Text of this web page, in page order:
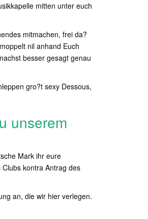
mitten unter euch
mitmachen, frei da?
nil anhand Euch
besser gesagt genau
gro?t sexy Dessous,
unserem
Mark ihr eure
kontra Antrag des
an, die wir hier verlegen.